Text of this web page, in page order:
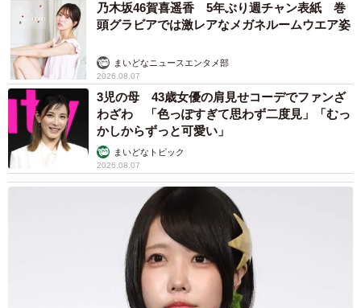
乃木坂46賀喜遥香 5年ぶり週チャン表紙 巻
頭グラビアでは激レアなメガネルームウエア姿
まいどなニュースエンタメ部
2026.08.07
3児の母 43歳女優の肩見せコーデでファンざ
わざわ 「色っぽすぎて思わず二度見」「むっ
かしからずっと可愛い」
まいどなトピック
2026.08.07